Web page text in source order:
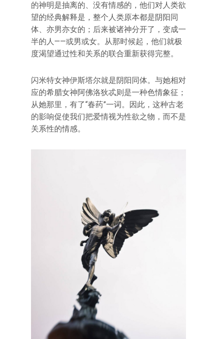
的神明是抽离的、没有情感的，他们对人类欲
望的经典解释是，整个人类原本都是阴阳同
体、亦男亦女的；后来被诸神分开了，变成一
半的人——或男或女。从那时候起，他们就极
度渴望通过性和关系的联合重新获得完整。
闪米特女神伊斯塔尔就是阴阳同体。与她相对
应的希腊女神阿佛洛狄忒则是一种色情象征；
从她那里，有了“春药”一词。因此，这种古老
的影响促使我们把爱情视为性欲之物，而不是
关系性的情感。